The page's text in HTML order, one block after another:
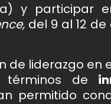
y participar
del 9 al 12
de liderazgo
términos de
permitido